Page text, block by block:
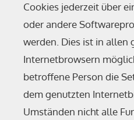
Cookies jederzeit über
oder andere
werden. Dies ist in allen
Internetbrowsern
betroffene Person die
dem genutzten
Umständen nicht alle